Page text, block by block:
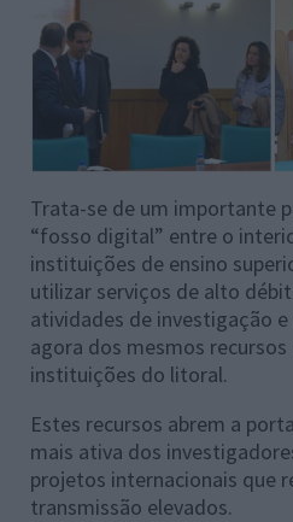
Trata-se de um importante
“fosso digital” entre o
instituições de ensino
utilizar serviços de alto
atividades de investigação
agora dos mesmos recursos
instituições do litoral.
Estes recursos abrem a
mais ativa dos
projetos internacionais que
transmissão elevados.